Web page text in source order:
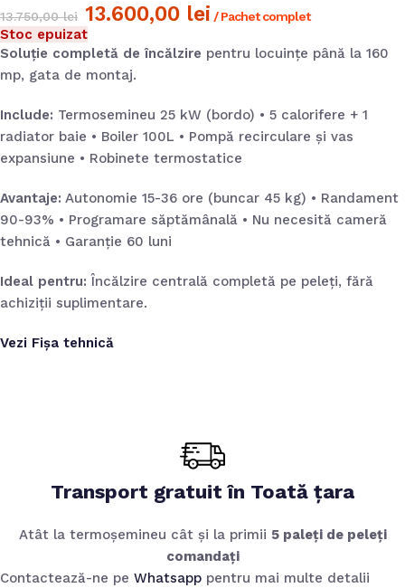
13.750,00lei 13.600,00 lei / Pachet complet
Stoc epuizat
Soluție completă de încălzire pentru locuințe până la 160
mp, gata de montaj.
Include: Termosemineu 25 kW (bordo) • 5 calorifere + 1
radiator baie • Boiler 100L • Pompă recirculare și vas
expansiune • Robinete termostatice
Avantaje: Autonomie 15-36 ore (buncar 45 kg) • Randament
90-93% • Programare săptămânală • Nu necesită cameră
tehnică • Garanție 60 luni
Ideal pentru: Încălzire centrală completă pe peleți, fără
achiziții suplimentare.
Vezi Fișa tehnică
Transport gratuit în Toată țara
Atât la termoșemineu cât și la primii 5 paleți de peleți
comandați
Contactează-ne pe Whatsapp pentru mai multe detalii